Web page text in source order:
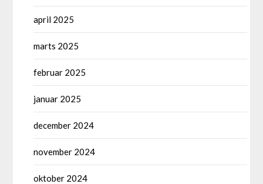
april 2025
marts 2025
februar 2025
januar 2025
december 2024
november 2024
oktober 2024